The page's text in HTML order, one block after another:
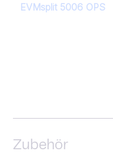
EVMsplit 5006 OPS
Zubehör